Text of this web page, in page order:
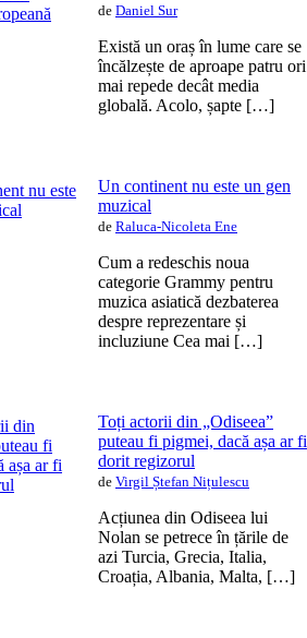
de Daniel Sur
Există un oraș în lume care se
încălzește de aproape patru ori
mai repede decât media
globală. Acolo, șapte […]
Un continent nu este un gen
muzical
de Raluca-Nicoleta Ene
Cum a redeschis noua
categorie Grammy pentru
muzica asiatică dezbaterea
despre reprezentare și
incluziune Cea mai […]
Toți actorii din „Odiseea”
puteau fi pigmei, dacă așa ar fi
dorit regizorul
de Virgil Ștefan Nițulescu
Acțiunea din Odiseea lui
Nolan se petrece în țările de
azi Turcia, Grecia, Italia,
Croația, Albania, Malta, […]